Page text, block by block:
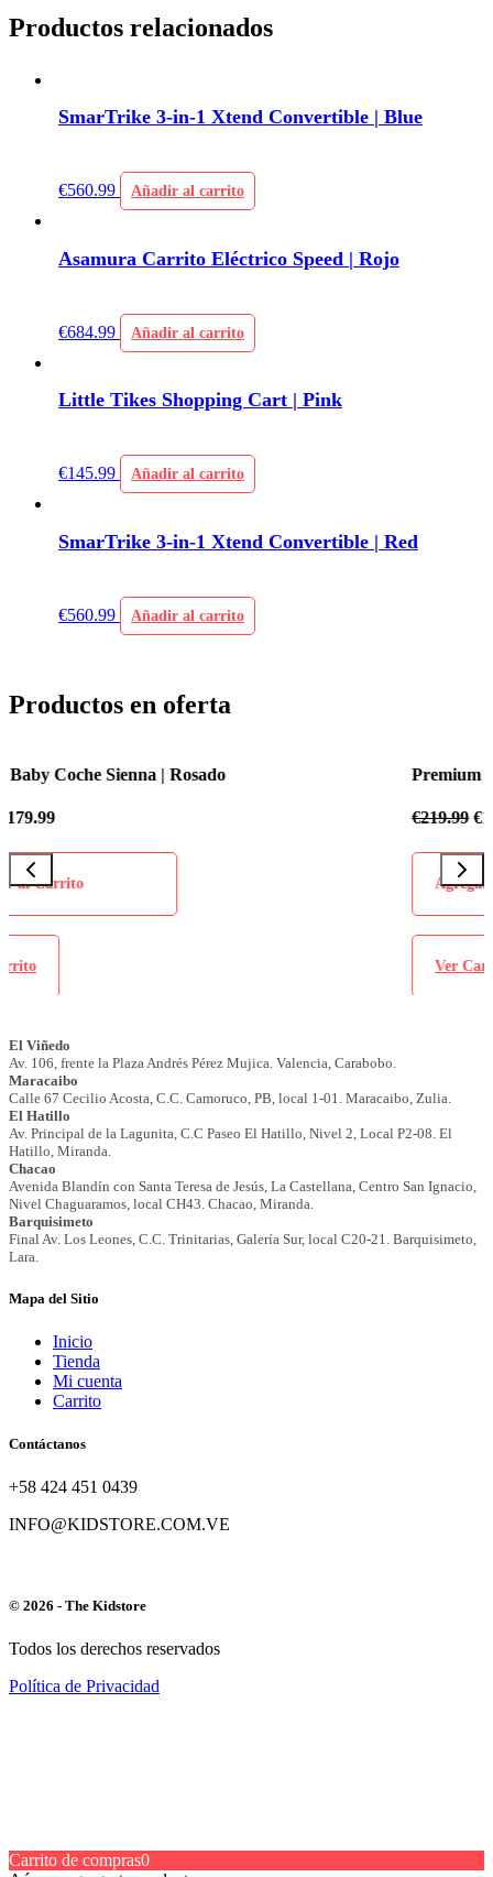
Productos relacionados
SmarTrike 3-in-1 Xtend Convertible | Blue
€560.99 Añadir al carrito
Asamura Carrito Eléctrico Speed | Rojo
€684.99 Añadir al carrito
Little Tikes Shopping Cart | Pink
€145.99 Añadir al carrito
SmarTrike 3-in-1 Xtend Convertible | Red
€560.99 Añadir al carrito
Productos en oferta
Premium Baby Coche Sienna | Azul Celeste
Mapa del Sitio
Inicio
Tienda
Mi cuenta
Carrito
Contáctanos
+58 424 451 0439
INFO@KIDSTORE.COM.VE
© 2026 - The Kidstore
Todos los derechos reservados
Política de Privacidad
Carrito de compras0